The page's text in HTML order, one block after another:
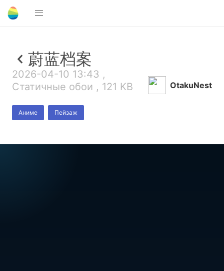
蔚蓝档案
2026-04-10 13:43 ,
Статичные обои , 121 KB
Аниме Пейзаж
OtakuNest